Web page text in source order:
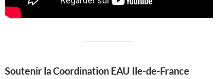
Soutenir la Coordination EAU Ile-de-France